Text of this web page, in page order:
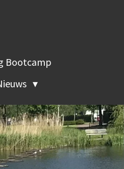
Bootcamp